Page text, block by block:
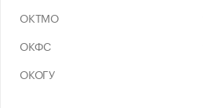
ОКТМО
ОКФС
ОКОГУ